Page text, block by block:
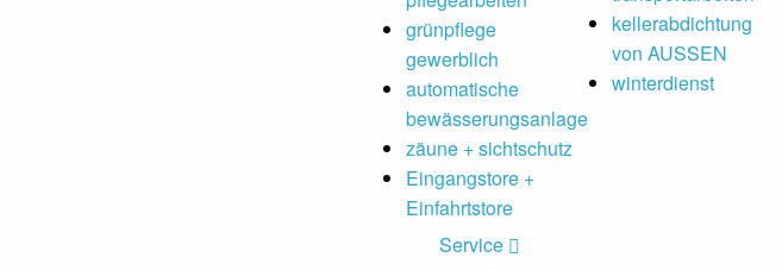
grünpflege
gewerblich
automatische
bewässerungsanlage
zäune + sichtschutz
Eingangstore +
Einfahrtstore
kellerabdichtung
von AUSSEN
winterdienst
Service